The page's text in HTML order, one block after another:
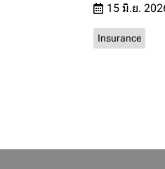
15 มิ.ย.
Insurance